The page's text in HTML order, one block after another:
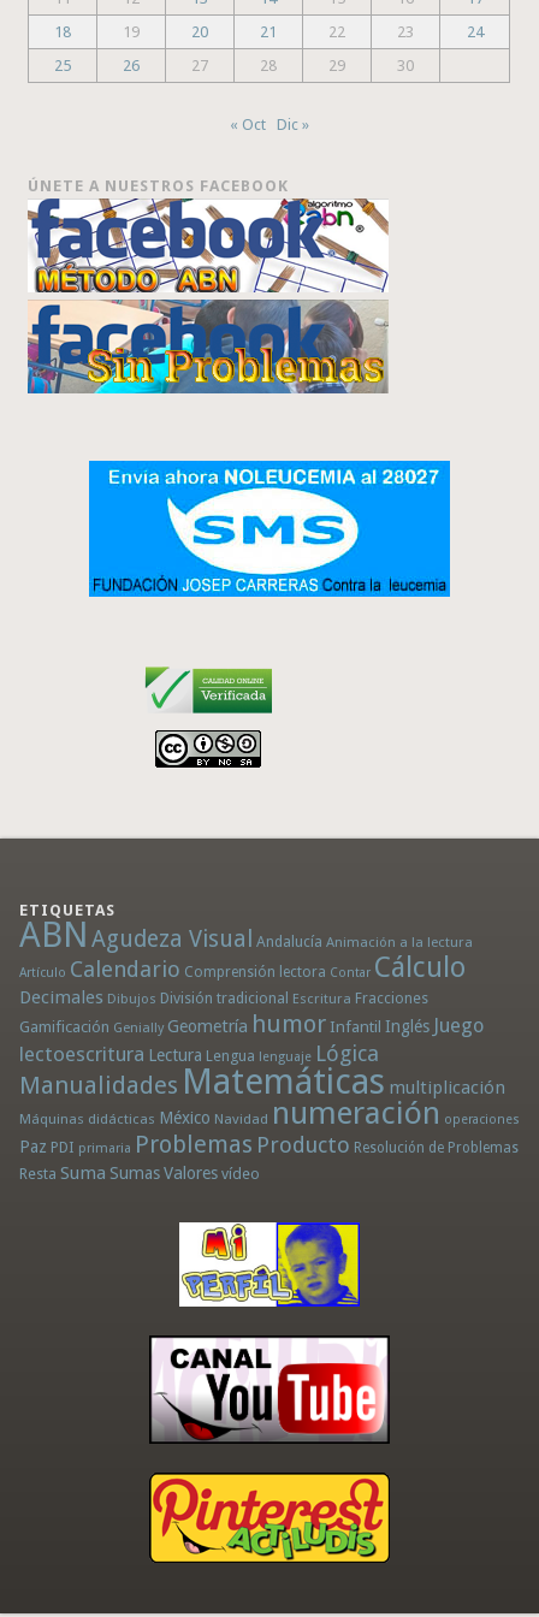
18
19 20 21 22 23
24
25
26 27 28 29 30
« Oct Dic »
ÚNETE A NUESTROS FACEBOOK
ETIQUETAS
ABN Agudeza Visual Andalucía Animación a la lectura
Artículo Calendario Comprensión lectora Contar Cálculo
Decimales Dibujos División tradicional Escritura Fracciones
Gamificación Genially Geometría humor Infantil Inglés Juego
lectoescritura Lectura Lengua lenguaje Lógica
Manualidades Matemáticas multiplicación
Máquinas didácticas México Navidad numeración operaciones
Paz PDI primaria Problemas Producto Resolución de Problemas
Resta Suma Sumas Valores vídeo